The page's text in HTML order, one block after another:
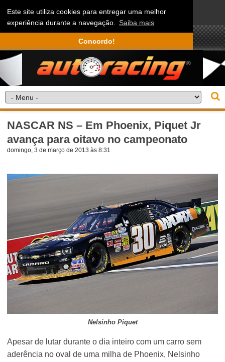
Este site utiliza cookies para entregar uma melhor
experiência durante a navegação. Saiba mais
Concordo!
NASCAR NS – Em Phoenix, Piquet Jr
avança para oitavo no campeonato
domingo, 3 de março de 2013 às 8:31
Nelsinho Piquet
Apesar de lutar durante o dia inteiro com um carro sem
aderência no oval de uma milha de Phoenix, Nelsinho